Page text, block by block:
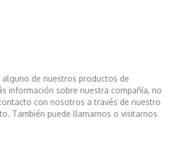
alguno de nuestros productos de
información sobre nuestra compañía, no
con nosotros a través de nuestro
También puede llamarnos o visitarnos